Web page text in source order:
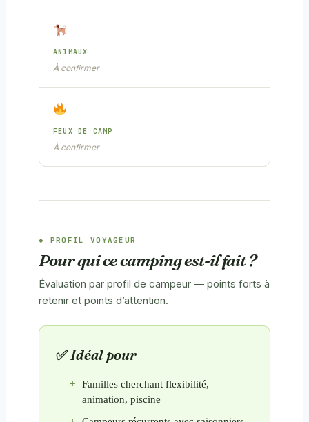
ANIMAUX
À confirmer
FEUX DE CAMP
À confirmer
PROFIL VOYAGEUR
Pour qui ce camping est-il fait ?
Évaluation par profil de campeur — points forts à
retenir et points d’attention.
Idéal pour
Familles cherchant flexibilité,
animation, piscine